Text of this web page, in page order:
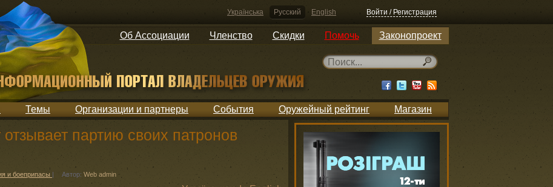
Українська Русский English Войти / Регистрация
Об Ассоциации Членство Скидки Помочь Законопроект
Темы Организации и партнеры События Оружейный рейтинг Магазин
партию своих патронов
и боеприпасы | Автор: Web admin